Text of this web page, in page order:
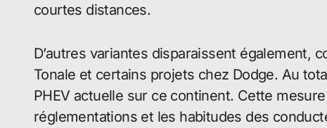
courtes distances.
D’autres variantes disparaissent également,
Tonale et certains projets chez Dodge. Au
PHEV actuelle sur ce continent. Cette mesure
réglementations et les habitudes des